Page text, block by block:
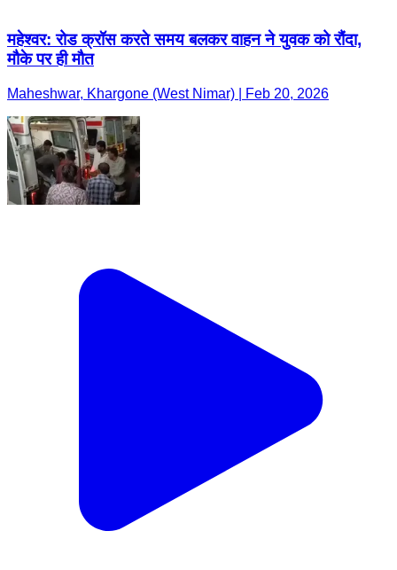
महेश्वर: रोड क्रॉस करते समय बलकर वाहन ने युवक को रौंदा,
मौके पर ही मौत
Maheshwar, Khargone (West Nimar) | Feb 20, 2026